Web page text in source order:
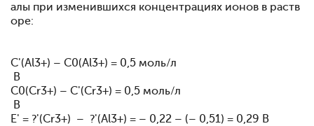
алы при изменившихся концентрациях ионов в раств
оре:
C'(Al3+) – C0(Al3+) = 0,5 моль/л
В
C0(Cr3+) – C'(Cr3+) = 0,5 моль/л
В
E' = ?'(Cr3+) – ?'(Al3+) = – 0,22 – (– 0,51) = 0,29 B